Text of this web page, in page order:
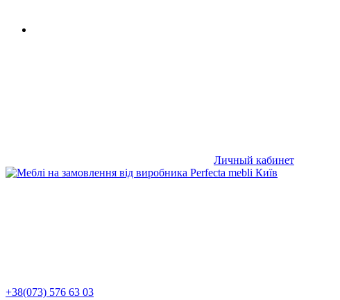
Личный кабинет
+38(073) 576 63 03